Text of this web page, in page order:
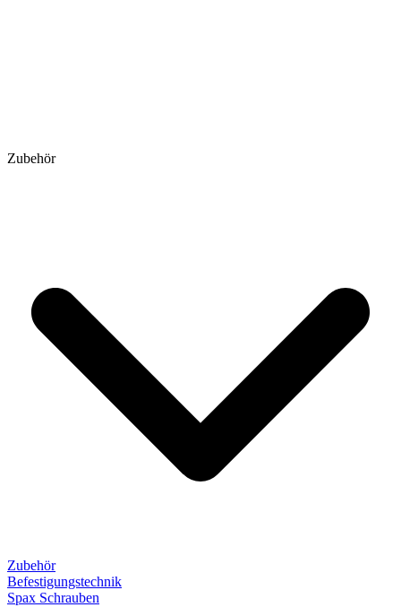
Zubehör
Zubehör
Befestigungstechnik
Spax Schrauben